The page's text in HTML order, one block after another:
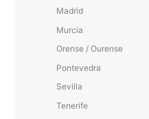
Madrid
Murcia
Orense / Ourense
Pontevedra
Sevilla
Tenerife